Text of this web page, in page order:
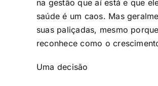
na gestão que aí está e que
saúde é um caos. Mas
suas paliçadas, mesmo
reconhece como o
Uma decisão